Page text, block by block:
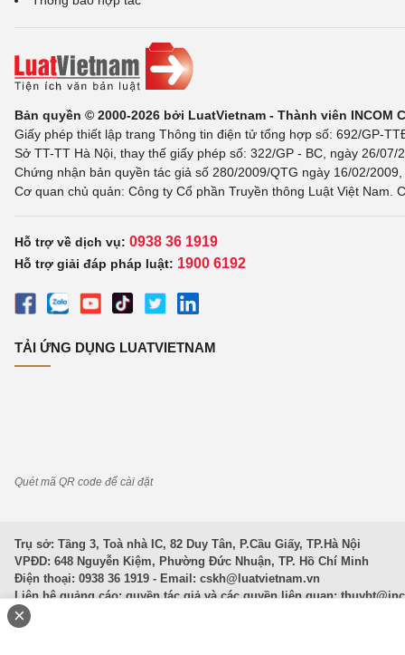
Bản quyền © 2000-2026 bởi LuatVietnam - Thành viên INCOM
Giấy phép thiết lập trang Thông tin điện tử tổng hợp số: 692/GP-
Sở TT-TT Hà Nội, thay thế giấy phép số: 322/GP - BC, ngày 26/
Chứng nhận bản quyền tác giả số 280/2009/QTG ngày 16/02/
Cơ quan chủ quản: Công ty Cổ phần Truyền thông Luật Việt Nam.
Hỗ trợ về dịch vụ: 0938 36 1919
Hỗ trợ giải đáp pháp luật: 1900 6192
TẢI ỨNG DỤNG LUATVIETNAM
Quét mã QR code để cài đặt
Trụ sở: Tầng 3, Toà nhà IC, 82 Duy Tân, P.Cầu Giấy, TP.Hà Nội
VPĐD: 648 Nguyễn Kiệm, Phường Đức Nhuận, TP. Hồ Chí Minh
Điện thoại: 0938 36 1919 - Email: cskh@luatvietnam.vn
Liên hệ quảng cáo; quyền tác giả và các quyền liên quan:
Văn Bản Pháp Luật
×